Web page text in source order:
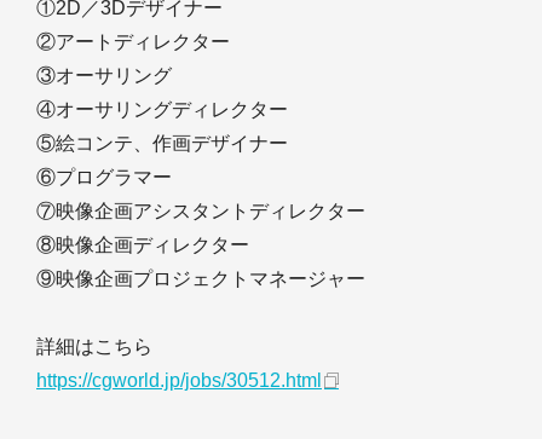
①2D／3Dデザイナー
②アートディレクター
③オーサリング
④オーサリングディレクター
⑤絵コンテ、作画デザイナー
⑥プログラマー
⑦映像企画アシスタントディレクター
⑧映像企画ディレクター
⑨映像企画プロジェクトマネージャー
詳細はこちら
https://cgworld.jp/jobs/30512.html